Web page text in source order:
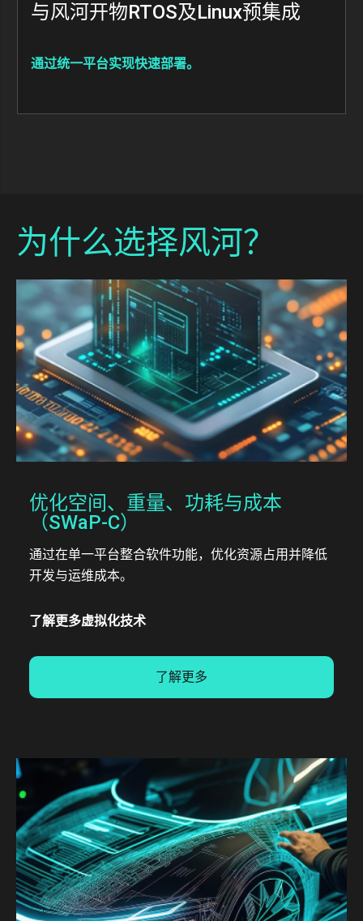
与风河开物RTOS及Linux预集成
通过统一平台实现快速部署。
为什么选择风河？
优化空间、重量、功耗与成本
（SWaP-C）
通过在单一平台整合软件功能，优化资源占用并降低
开发与运维成本。
了解更多虚拟化技术
了解更多